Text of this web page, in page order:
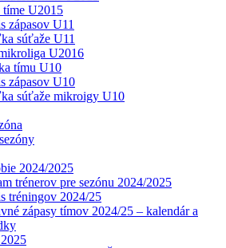
U2015
zápasov U11
súťaže U11
U2016
tímu U10
zápasov U10
súťaže mikroigy U10
2024/2025
trénerov pre sezónu 2024/2025
tréningov 2024/25
zápasy tímov 2024/25 – kalendár a